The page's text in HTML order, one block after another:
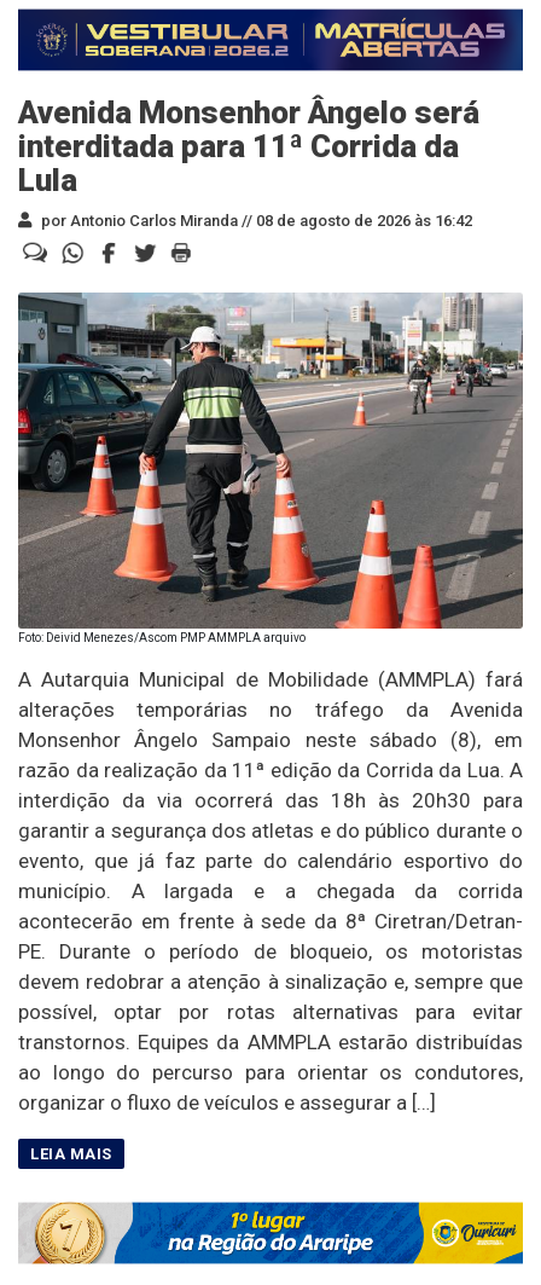
Avenida Monsenhor Ângelo será
interditada para 11ª Corrida da
Lula
por Antonio Carlos Miranda // 08 de agosto de 2026 às 16:42
Foto: Deivid Menezes/Ascom PMP AMMPLA arquivo
A Autarquia Municipal de Mobilidade (AMMPLA) fará
alterações temporárias no tráfego da Avenida
Monsenhor Ângelo Sampaio neste sábado (8), em
razão da realização da 11ª edição da Corrida da Lua. A
interdição da via ocorrerá das 18h às 20h30 para
garantir a segurança dos atletas e do público durante o
evento, que já faz parte do calendário esportivo do
município. A largada e a chegada da corrida
acontecerão em frente à sede da 8ª Ciretran/Detran-
PE. Durante o período de bloqueio, os motoristas
devem redobrar a atenção à sinalização e, sempre que
possível, optar por rotas alternativas para evitar
transtornos. Equipes da AMMPLA estarão distribuídas
ao longo do percurso para orientar os condutores,
organizar o fluxo de veículos e assegurar a […]